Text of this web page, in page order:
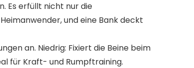
Es erfüllt nicht nur die
und eine Bank deckt
an. Niedrig: Fixiert die Beine beim
für Kraft- und Rumpftraining.